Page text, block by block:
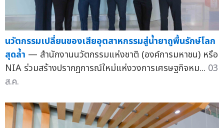
นวัตกรรมเปลี่ยนของเสียอุตสาหกรรมสู่น้ำยาถูพื้นรักษ์โลก
สุดล้ำ — สำนักงานนวัตกรรมแห่งชาติ (องค์การมหาชน) หรือ
NIA ร่วมสร้างปรากฏการณ์ใหม่แห่งวงการเศรษฐกิจหม... 03
ส.ค.